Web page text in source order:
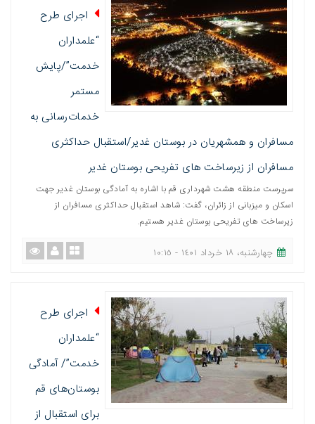
اجرای طرح
“علمداران
خدمت”/پایش
مستمر
خدمات‌رسانی به
مسافران و همشهریان در بوستان غدیر/استقبال حداکثری
مسافران از زیرساخت های تفریحی بوستان غدیر
سرپرست منطقه هشت شهرداری قم با اشاره به آمادگی بوستان غدیر جهت
اسکان و میزبانی از زائران، گفت: شاهد استقبال حداکثری مسافران از
زیرساخت های تفریحی بوستان غدیر هستیم.
چهارشنبه، ١٨ خرداد ١٤٠١ - ١٠:١٥
اجرای طرح
“علمداران
خدمت”/ آمادگی
بوستان‌های قم
برای استقبال از